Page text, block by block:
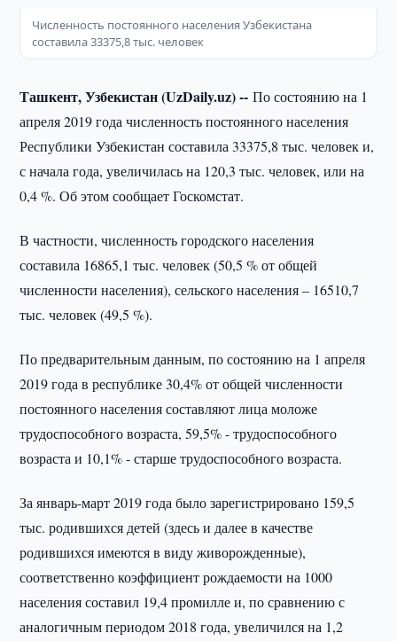
Численность постоянного населения Узбекистана
составила 33375,8 тыс. человек
Ташкент, Узбекистан (UzDaily.uz) --По состоянию на 1
апреля 2019 года численность постоянного населения
Республики Узбекистан составила 33375,8 тыс. человек и,
с начала года, увеличилась на 120,3 тыс. человек, или на
0,4 %. Об этом сообщает Госкомстат.
В частности, численность городского населения
составила 16865,1 тыс. человек (50,5 % от общей
численности населения), сельского населения – 16510,7
тыс. человек (49,5 %).
По предварительным данным, по состоянию на 1 апреля
2019 года в республике 30,4% от общей численности
постоянного населения составляют лица моложе
трудоспособного возраста, 59,5% - трудоспособного
возраста и 10,1% - старше трудоспособного возраста.
За январь-март 2019 года было зарегистрировано 159,5
тыс. родившихся детей (здесь и далее в качестве
родившихся имеются в виду живорожденные),
соответственно коэффициент рождаемости на 1000
населения составил 19,4 промилле и, по сравнению с
аналогичным периодом 2018 года, увеличился на 1,2